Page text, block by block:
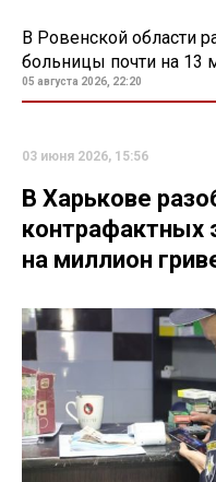
В Ровенской области
больницы почти на 13
05 августа 2026, 22:20
03 июня 2026, 15:56
В Харькове
контрафактных
на миллион